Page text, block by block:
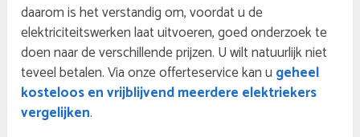
daarom is het verstandig om, voordat u de
elektriciteitswerken laat uitvoeren, goed onderzoek te
doen naar de verschillende prijzen. U wilt natuurlijk niet
teveel betalen. Via onze offerteservice kan u geheel
kosteloos en vrijblijvend meerdere elektriekers
vergelijken.